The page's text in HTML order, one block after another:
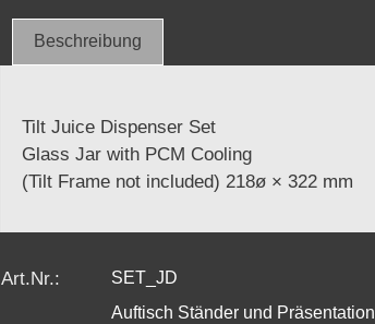
Beschreibung
Tilt Juice Dispenser Set
Glass Jar with PCM Cooling
(Tilt Frame not included) 218ø × 322 mm
Art.Nr.:
SET_JD
Auftisch Ständer und Präsentation